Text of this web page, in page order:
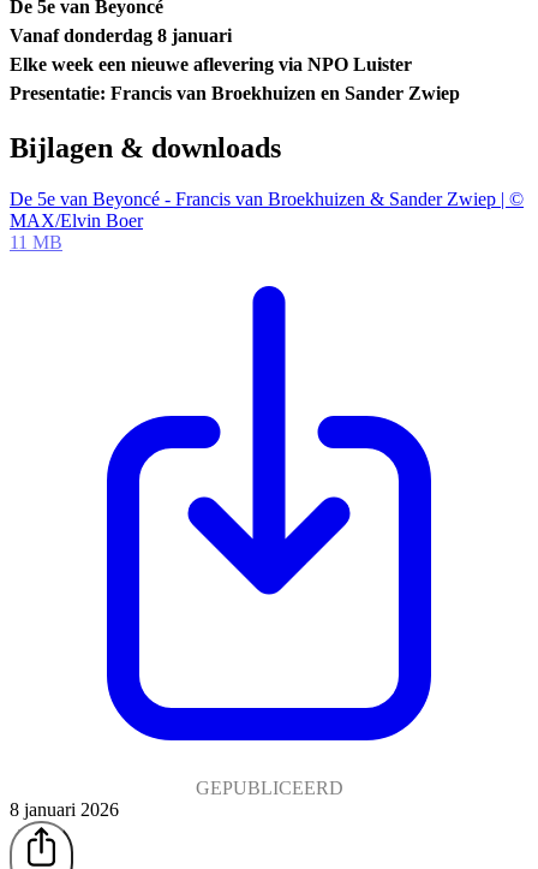
De 5e van Beyoncé
Vanaf donderdag 8 januari
Elke week een nieuwe aflevering via NPO Luister
Presentatie: Francis van Broekhuizen en Sander Zwiep
Bijlagen & downloads
De 5e van Beyoncé - Francis van Broekhuizen & Sander Zwiep | ©
MAX/Elvin Boer
11 MB
GEPUBLICEERD
8 januari 2026